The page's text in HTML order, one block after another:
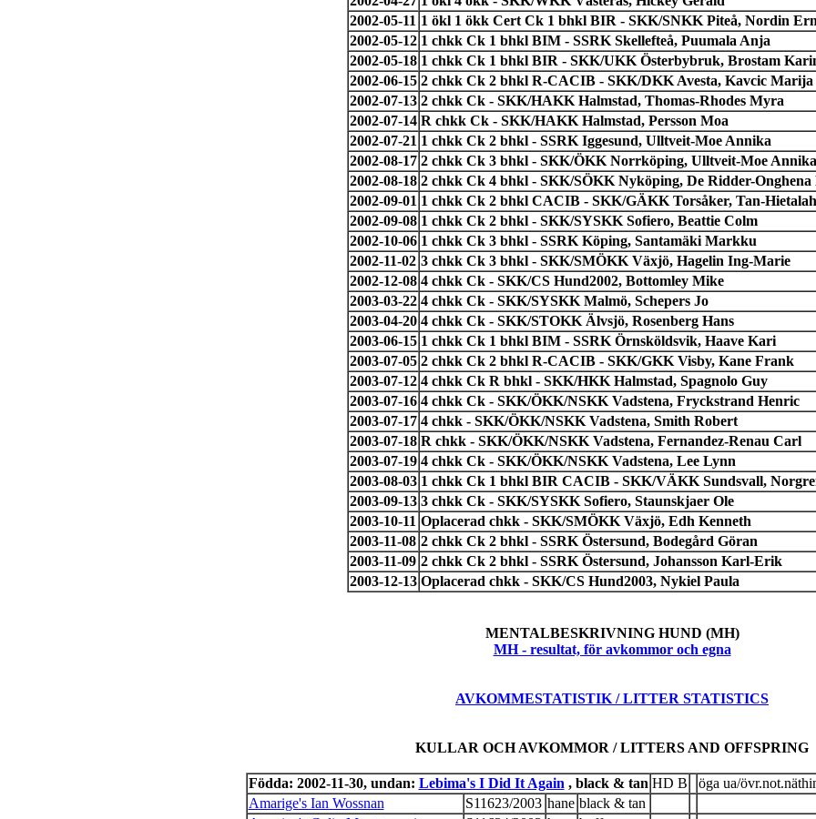
2002-05-11 1 ökl 1 ökk Cert Ck 1 bhkl BIR - SKK/SNKK Piteå, Nordin
2002-05-12 1 chkk Ck 1 bhkl BIM - SSRK Skellefteå, Puumala Anja
2002-05-18 1 chkk Ck 1 bhkl BIR - SKK/UKK Österbybruk, Brostam
2002-06-15 2 chkk Ck 2 bhkl R-CACIB - SKK/DKK Avesta, Kavcic Marija
2002-07-13 2 chkk Ck - SKK/HAKK Halmstad, Thomas-Rhodes Myra
2002-07-14 R chkk Ck - SKK/HAKK Halmstad, Persson Moa
2002-07-21 1 chkk Ck 2 bhkl - SSRK Iggesund, Ulltveit-Moe Annika
2002-08-17 2 chkk Ck 3 bhkl - SKK/ÖKK Norrköping, Ulltveit-Moe Annika
2002-08-18 2 chkk Ck 4 bhkl - SKK/SÖKK Nyköping, De Ridder-Onghena
2002-09-01 1 chkk Ck 2 bhkl CACIB - SKK/GÄKK Torsåker, Tan-
2002-09-08 1 chkk Ck 2 bhkl - SKK/SYSKK Sofiero, Beattie Colm
2002-10-06 1 chkk Ck 3 bhkl - SSRK Köping, Santamäki Markku
2002-11-02 3 chkk Ck 3 bhkl - SKK/SMÖKK Växjö, Hagelin Ing-Marie
2002-12-08 4 chkk Ck - SKK/CS Hund2002, Bottomley Mike
2003-03-22 4 chkk Ck - SKK/SYSKK Malmö, Schepers Jo
2003-04-20 4 chkk Ck - SKK/STOKK Älvsjö, Rosenberg Hans
2003-06-15 1 chkk Ck 1 bhkl BIM - SSRK Örnsköldsvik, Haave Kari
2003-07-05 2 chkk Ck 2 bhkl R-CACIB - SKK/GKK Visby, Kane Frank
2003-07-12 4 chkk Ck R bhkl - SKK/HKK Halmstad, Spagnolo Guy
2003-07-16 4 chkk Ck - SKK/ÖKK/NSKK Vadstena, Fryckstrand Henric
2003-07-17 4 chkk - SKK/ÖKK/NSKK Vadstena, Smith Robert
2003-07-18 R chkk - SKK/ÖKK/NSKK Vadstena, Fernandez-Renau Carl
2003-07-19 4 chkk Ck - SKK/ÖKK/NSKK Vadstena, Lee Lynn
2003-08-03 1 chkk Ck 1 bhkl BIR CACIB - SKK/VÄKK Sundsvall,
2003-09-13 3 chkk Ck - SKK/SYSKK Sofiero, Staunskjaer Ole
2003-10-11 Oplacerad chkk - SKK/SMÖKK Växjö, Edh Kenneth
2003-11-08 2 chkk Ck 2 bhkl - SSRK Östersund, Bodegård Göran
2003-11-09 2 chkk Ck 2 bhkl - SSRK Östersund, Johansson Karl-Erik
2003-12-13 Oplacerad chkk - SKK/CS Hund2003, Nykiel Paula
MENTALBESKRIVNING HUND (MH)
MH - resultat, för avkommor och egna
AVKOMMESTATISTIK / LITTER STATISTICS
KULLAR OCH AVKOMMOR / LITTERS AND OFFSPRING
Födda: 2002-11-30, undan: Lebima's I Did It Again , black & tan HD B öga ua/
Amarige's Ian Wossnan
S11623/2003 hane black & tan